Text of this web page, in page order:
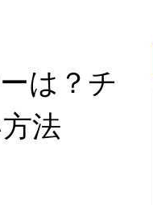
は？チ
法